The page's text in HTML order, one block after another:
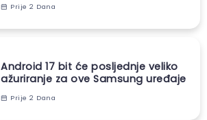
Prije 2 Dana
Android 17 bit će posljednje veliko
ažuriranje za ove Samsung uređaje
Prije 2 Dana